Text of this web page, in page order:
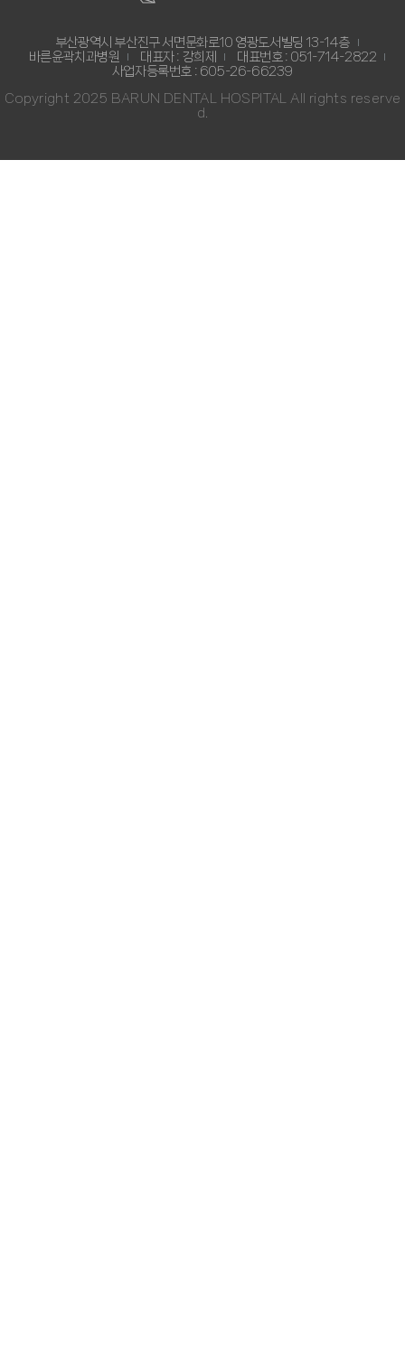
부산광역시 부산진구 서면문화로10 영광도서빌딩 13-14층
바른윤곽치과병원
대표자 : 강희제
대표번호 : 051-714-2822
사업자등록번호 : 605-26-66239
Copyright 2025 BARUN DENTAL HOSPITAL All rights reserve
d.